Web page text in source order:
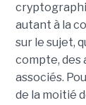
autant à la
sur le sujet,
compte, des
associés.
de la moitié